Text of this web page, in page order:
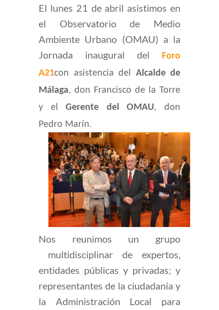
El lunes 21 de abril asistimos en
el Observatorio de Medio
Ambiente Urbano (OMAU) a la
Jornada inaugural del
Foro
A21con asistencia del Alcalde de
Málaga, don Francisco de la Torre
y elGerente del OMAU, don
Pedro Marín.
Nos reunimos un grupo
multidisciplinar de expertos,
entidades públicas y privadas; y
representantes de la ciudadanía y
la Administración Local para